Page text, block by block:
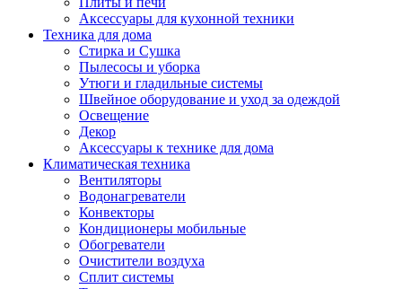
Аксессуары для кухонной техники
Техника для дома
Стирка и Сушка
Пылесосы и уборка
Утюги и гладильные системы
Швейное оборудование и уход за одеждой
Освещение
Декор
Аксессуары к технике для дома
Климатическая техника
Вентиляторы
Водонагреватели
Конвекторы
Кондиционеры мобильные
Обогреватели
Очистители воздуха
Сплит системы